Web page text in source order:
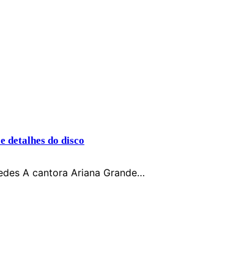
detalhes do disco
A cantora Ariana Grande…